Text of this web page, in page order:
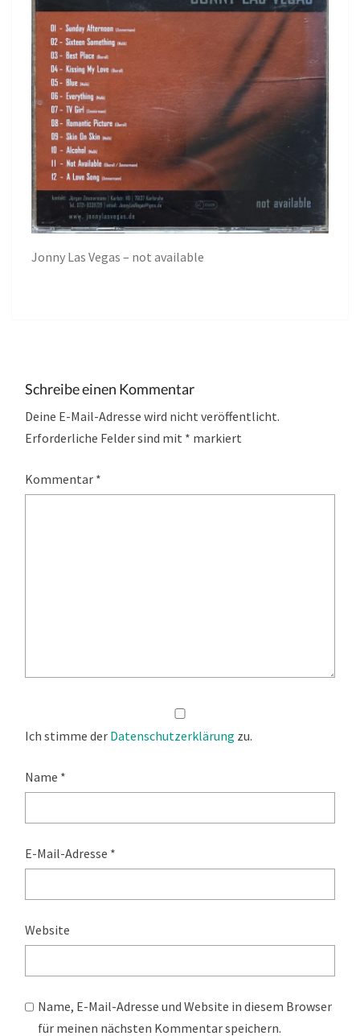
Jonny Las Vegas – not available
Schreibe einen Kommentar
Deine E-Mail-Adresse wird nicht veröffentlicht.
Erforderliche Felder sind mit * markiert
Kommentar *
Ich stimme der Datenschutzerklärung zu.
Name *
E-Mail-Adresse *
Website
Name, E-Mail-Adresse und Website in diesem Browser
für meinen nächsten Kommentar speichern.